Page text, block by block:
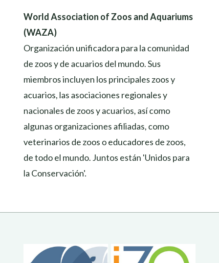
World Association of Zoos and Aquariums
(WAZA)
Organización unificadora para la comunidad
de zoos y de acuarios del mundo. Sus
miembros incluyen los principales zoos y
acuarios, las asociaciones regionales y
nacionales de zoos y acuarios, así como
algunas organizaciones afiliadas, como
veterinarios de zoos o educadores de zoos,
de todo el mundo. Juntos están 'Unidos para
la Conservación'.